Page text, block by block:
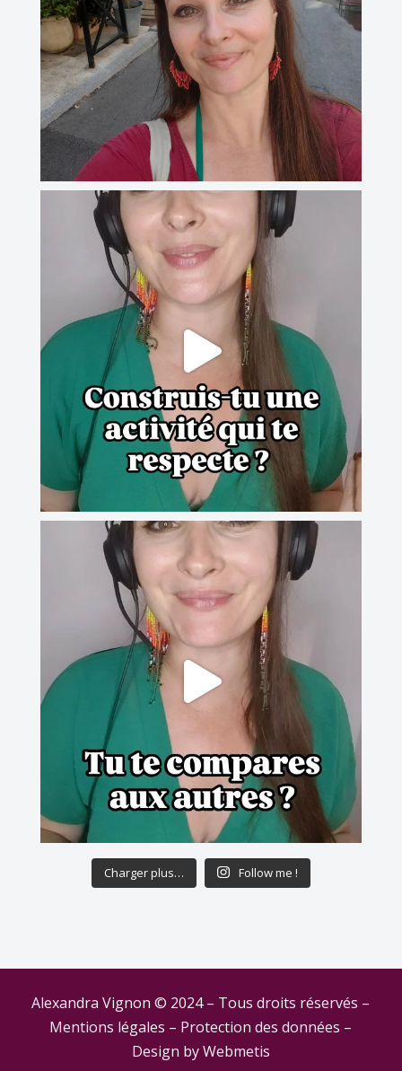
Charger plus… Follow me !
Alexandra Vignon © 2024 – Tous droits réservés –
Mentions légales – Protection des données –
Design byWebmetis